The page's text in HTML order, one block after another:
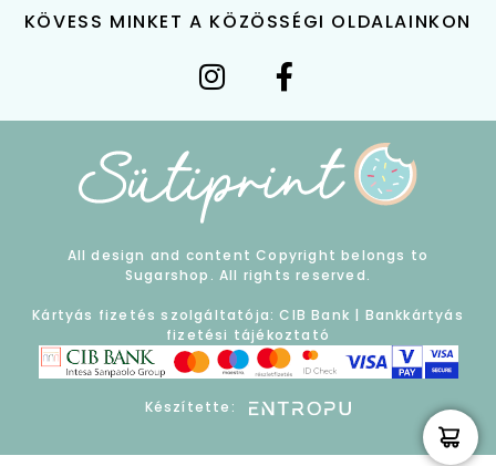
KÖVESS MINKET A KÖZÖSSÉGI OLDALAINKON
All design and content Copyright belongs to
Sugarshop. All rights reserved.
Kártyás fizetés szolgáltatója: CIB Bank | Bankkártyás
fizetési tájékoztató
Készítette: